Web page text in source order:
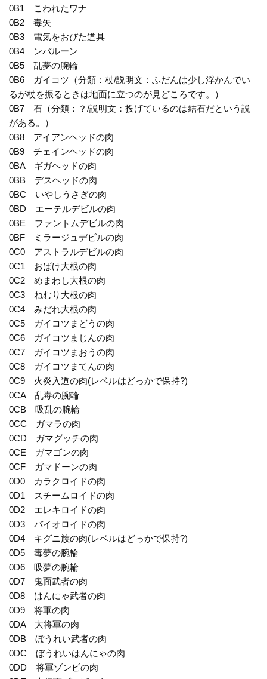
0B1 こわれたワナ
0B2 毒矢
0B3 電気をおびた道具
0B4 ンバルーン
0B5 乱夢の腕輪
0B6 ガイコツ（分類：杖/説明文：ふだんは少し浮かんでい
るが杖を振るときは地面に立つのが見どころです。）
0B7 石（分類：？/説明文：投げているのは結石だという説
がある。）
0B8 アイアンヘッドの肉
0B9 チェインヘッドの肉
0BA ギガヘッドの肉
0BB デスヘッドの肉
0BC いやしうさぎの肉
0BD エーテルデビルの肉
0BE ファントムデビルの肉
0BF ミラージュデビルの肉
0C0 アストラルデビルの肉
0C1 おばけ大根の肉
0C2 めまわし大根の肉
0C3 ねむり大根の肉
0C4 みだれ大根の肉
0C5 ガイコツまどうの肉
0C6 ガイコツまじんの肉
0C7 ガイコツまおうの肉
0C8 ガイコツまてんの肉
0C9 火炎入道の肉(レベルはどっかで保持?)
0CA 乱毒の腕輪
0CB 吸乱の腕輪
0CC ガマラの肉
0CD ガマグッチの肉
0CE ガマゴンの肉
0CF ガマドーンの肉
0D0 カラクロイドの肉
0D1 スチームロイドの肉
0D2 エレキロイドの肉
0D3 バイオロイドの肉
0D4 キグニ族の肉(レベルはどっかで保持?)
0D5 毒夢の腕輪
0D6 吸夢の腕輪
0D7 鬼面武者の肉
0D8 はんにゃ武者の肉
0D9 将軍の肉
0DA 大将軍の肉
0DB ぼうれい武者の肉
0DC ぼうれいはんにゃの肉
0DD 将軍ゾンビの肉